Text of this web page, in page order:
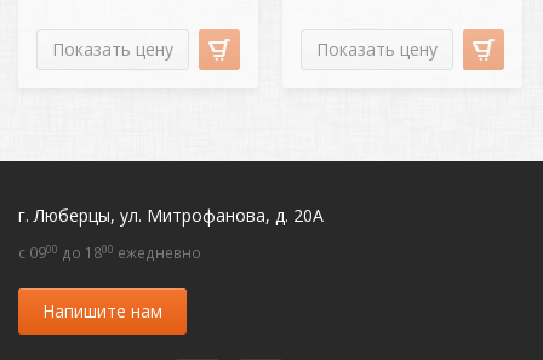
Показать цену Показать цену
г. Люберцы, ул. Митрофанова, д. 20А
c 0900 до 1800 ежедневно
Напишите нам